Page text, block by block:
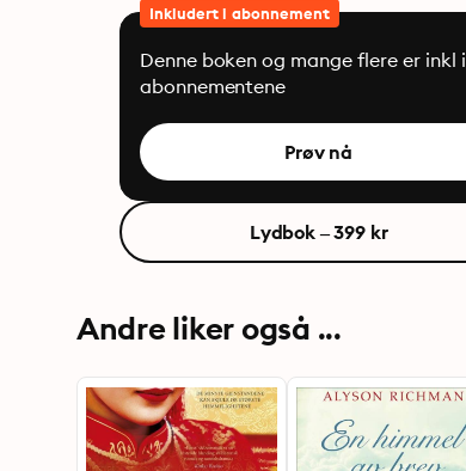
Inkludert i abonnement
Denne boken og mange flere er inkl i
abonnementene
Prøv nå
Lydbok – 399 kr
Andre liker også ...